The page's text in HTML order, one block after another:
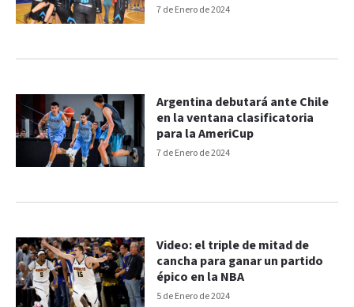
7 de Enero de 2024
7 de Enero de 2024
Argentina debutará ante Chile
en la ventana clasificatoria
para la AmeriCup
5 de Enero de 2024
Video: el triple de mitad de
cancha para ganar un partido
épico en la NBA